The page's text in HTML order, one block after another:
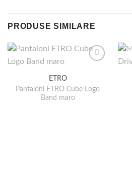
PRODUSE SIMILARE
ETRO
Pantaloni ETRO Cube Logo
Band maro